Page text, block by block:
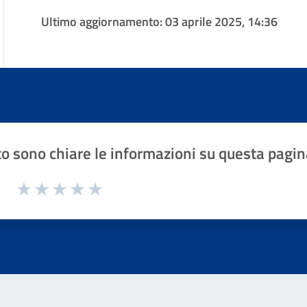
Ultimo aggiornamento:03 aprile 2025, 14:36
sono chiare le informazioni su questa
1 a 5 stelle la pagina